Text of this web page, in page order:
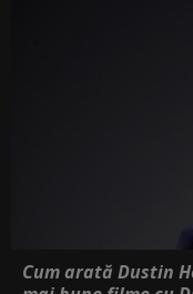
Cum arată Dustin